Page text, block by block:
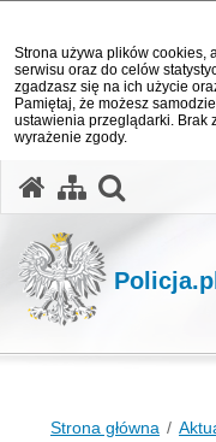
Strona używa plików cookies,
serwisu oraz do celów
zgadzasz się na ich użycie
Pamiętaj, że możesz
ustawienia przeglądarki. Brak
wyrażenie zgody.
Strona główna